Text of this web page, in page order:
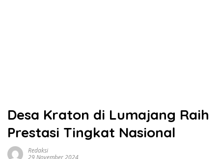
Desa Kraton di Lumajang Raih
Prestasi Tingkat Nasional
Redaksi
29 November 2024